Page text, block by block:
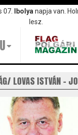
07. Ibolya napja van.
lesz.
LOVAS ISTVÁN -